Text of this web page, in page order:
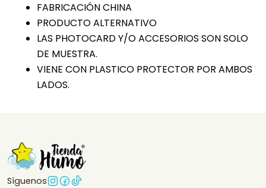
FABRICACIÓN CHINA
PRODUCTO ALTERNATIVO
LAS PHOTOCARD Y/O ACCESORIOS SON SOLO
DE MUESTRA.
VIENE CON PLASTICO PROTECTOR POR AMBOS
LADOS.
Síguenos